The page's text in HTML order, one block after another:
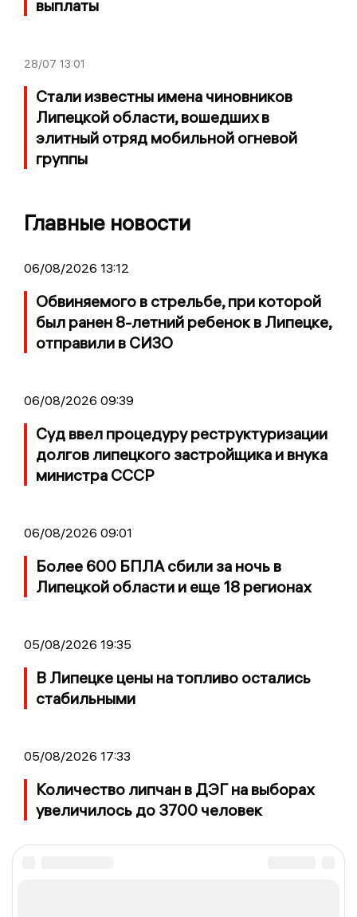
выплаты
28/07 13:01
Стали известны имена чиновников
Липецкой области, вошедших в
элитный отряд мобильной огневой
группы
Главные новости
06/08/2026 13:12
Обвиняемого в стрельбе, при которой
был ранен 8-летний ребенок в Липецке,
отправили в СИЗО
06/08/2026 09:39
Суд ввел процедуру реструктуризации
долгов липецкого застройщика и внука
министра СССР
06/08/2026 09:01
Более 600 БПЛА сбили за ночь в
Липецкой области и еще 18 регионах
05/08/2026 19:35
В Липецке цены на топливо остались
стабильными
05/08/2026 17:33
Количество липчан в ДЭГ на выборах
увеличилось до 3700 человек